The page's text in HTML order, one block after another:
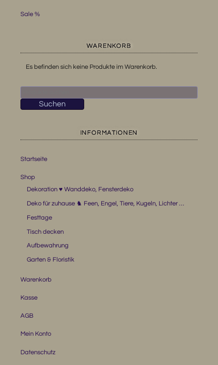
Sale %
WARENKORB
Es befinden sich keine Produkte im Warenkorb.
nach:
Suchen
INFORMATIONEN
Startseite
Shop
Dekoration ♥ Wanddeko, Fensterdeko
Deko für zuhause ♞ Feen, Engel, Tiere, Kugeln, Lichter …
Festtage
Tisch decken
Aufbewahrung
Garten & Floristik
Warenkorb
Kasse
AGB
Mein Konto
Datenschutz